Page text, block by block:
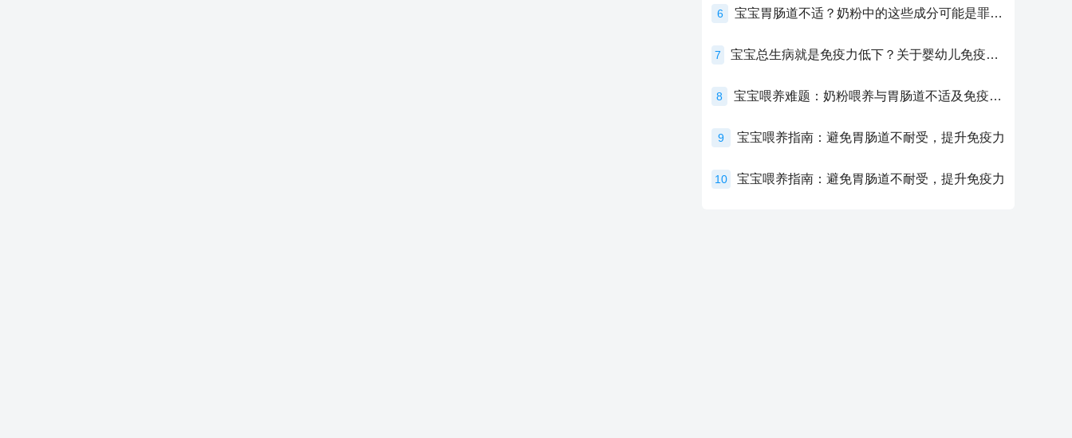
6 宝宝胃肠道不适？奶粉中的这些成分可能是罪魁祸首！
7 宝宝总生病就是免疫力低下？关于婴幼儿免疫力的真相，家长必须了解！
8 宝宝喂养难题：奶粉喂养与胃肠道不适及免疫力提升的奥秘
9 宝宝喂养指南：避免胃肠道不耐受，提升免疫力
10 宝宝喂养指南：避免胃肠道不耐受，提升免疫力